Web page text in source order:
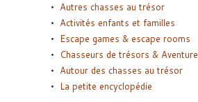
Autres chasses au trésor
Activités enfants et familles
Escape games & escape rooms
Chasseurs de trésors & Aventure
Autour des chasses au trésor
La petite encyclopédie